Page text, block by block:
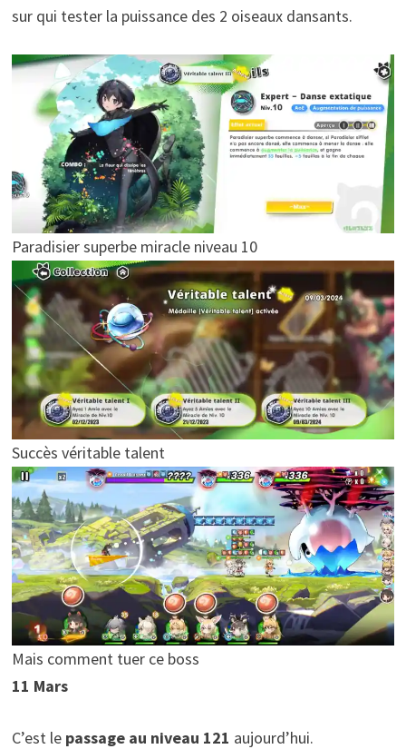
sur qui tester la puissance des 2 oiseaux dansants.
Paradisier superbe miracle niveau 10
Succès véritable talent
Mais comment tuer ce boss
11 Mars
C’est le passage au niveau 121 aujourd’hui.